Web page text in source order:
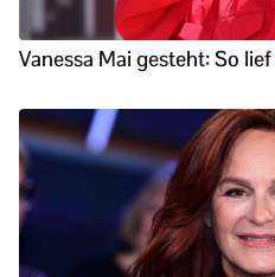
Vanessa Mai gesteht: So